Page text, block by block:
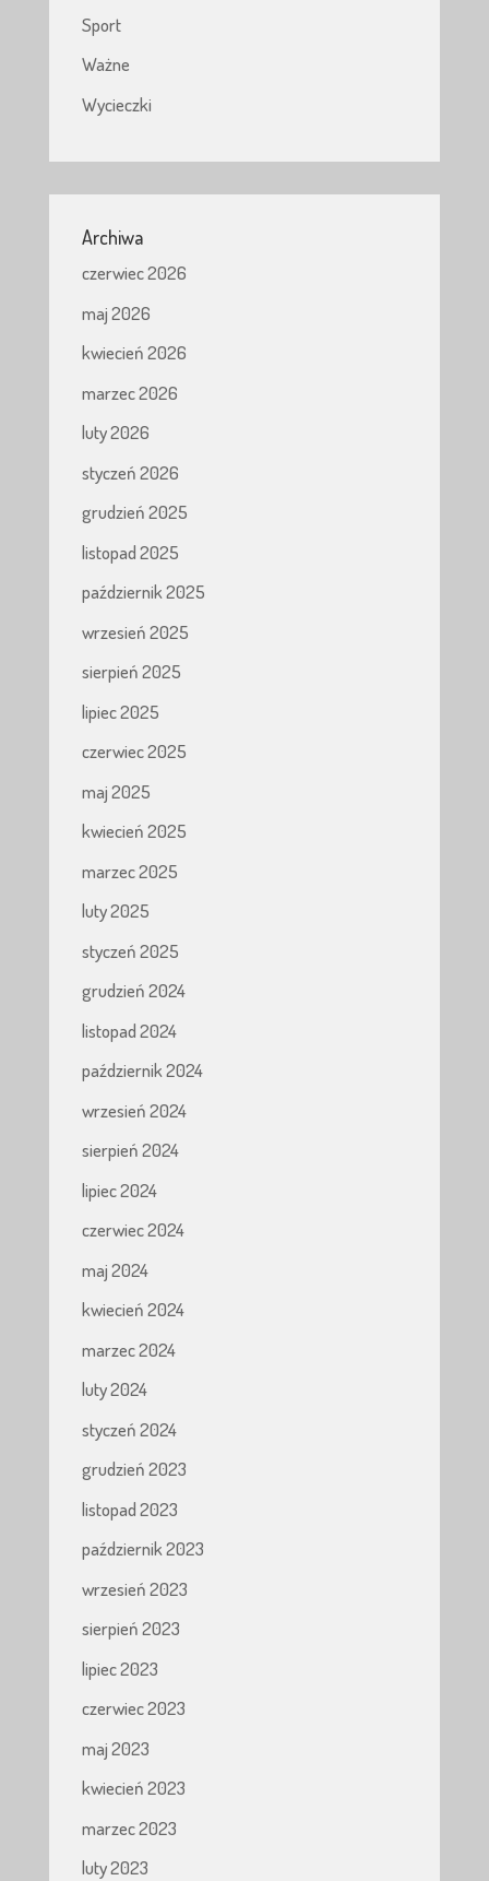
Sport
Ważne
Wycieczki
Archiwa
czerwiec 2026
maj 2026
kwiecień 2026
marzec 2026
luty 2026
styczeń 2026
grudzień 2025
listopad 2025
październik 2025
wrzesień 2025
sierpień 2025
lipiec 2025
czerwiec 2025
maj 2025
kwiecień 2025
marzec 2025
luty 2025
styczeń 2025
grudzień 2024
listopad 2024
październik 2024
wrzesień 2024
sierpień 2024
lipiec 2024
czerwiec 2024
maj 2024
kwiecień 2024
marzec 2024
luty 2024
styczeń 2024
grudzień 2023
listopad 2023
październik 2023
wrzesień 2023
sierpień 2023
lipiec 2023
czerwiec 2023
maj 2023
kwiecień 2023
marzec 2023
luty 2023